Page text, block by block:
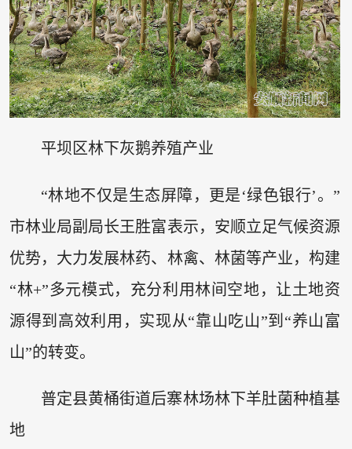
平坝区林下灰鹅养殖产业
“林地不仅是生态屏障，更是‘绿色银行’。”
市林业局副局长王胜富表示，安顺立足气候资源
优势，大力发展林药、林禽、林菌等产业，构建
“林+”多元模式，充分利用林间空地，让土地资
源得到高效利用，实现从“靠山吃山”到“养山富
山”的转变。
普定县黄桶街道后寨林场林下羊肚菌种植基
地